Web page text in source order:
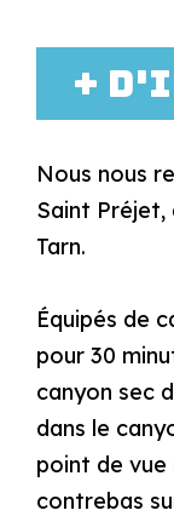
+
Nous nous
Saint Préjet,
Tarn.
Équipés de
pour 30
canyon sec
dans le
point de vue
contrebas